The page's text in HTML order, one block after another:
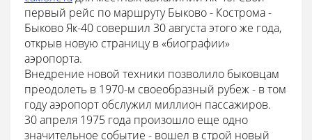
первый рейс по маршруту Быково - Кострома -
Быково Як-40 совершил 30 августа этого же года,
открыв новую страницу в «биографии»
аэропорта.
Внедрение новой техники позволило быковцам
преодолеть в 1970-м своеобразный рубеж - в том
году аэропорт обслужил миллион пассажиров.
30 апреля 1975 года произошло еще одно
значительное событие - вошел в строй новый